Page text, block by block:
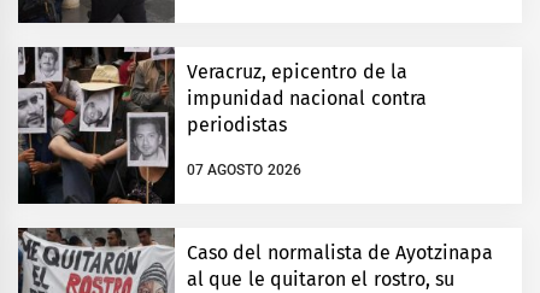
Veracruz, epicentro de la
impunidad nacional contra
periodistas
07 AGOSTO 2026
Caso del normalista de Ayotzinapa
al que le quitaron el rostro, su